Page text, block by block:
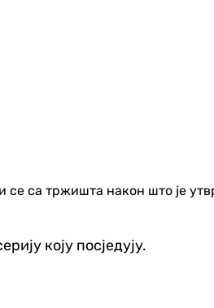
са тржишта након што је
коју посједују.